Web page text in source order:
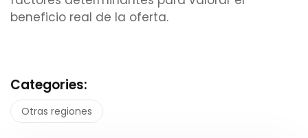
beneficio real de la oferta.
Categories:
Otras regiones